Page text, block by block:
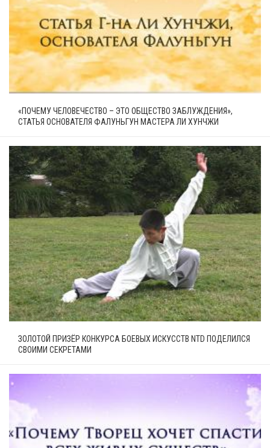
«ПОЧЕМУ ЧЕЛОВЕЧЕСТВО – ЭТО ОБЩЕСТВО ЗАБЛУЖДЕНИЯ»,
СТАТЬЯ ОСНОВАТЕЛЯ ФАЛУНЬГУН МАСТЕРА ЛИ ХУНЧЖИ
ЗОЛОТОЙ ПРИЗЁР КОНКУРСА БОЕВЫХ ИСКУССТВ NTD ПОДЕЛИЛСЯ
СВОИМИ СЕКРЕТАМИ